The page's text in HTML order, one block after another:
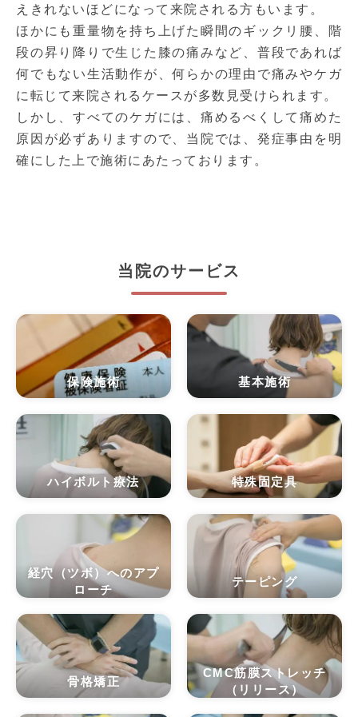
えきれないほどになって来院される方もいます。
ほかにも重量物を持ち上げた瞬間のギックリ腰、階
段の昇り降りで生じた膝の痛みなど、普段であれば
何でもない生活動作が、何らかの理由で痛みやケガ
に転じて来院されるケースが多数見受けられます。
しかし、すべてのケガには、痛めるべくして痛めた
原因が必ずありますので、当院では、発症事由を明
確にした上で施術にあたっております。
当院のサービス
保険施術 基本施術
ハイボルト療法 特殊固定具
経穴（ツボ）へのアプ
ローチ
テーピング
骨格矯正
CMC筋膜ストレッチ
（リリース）